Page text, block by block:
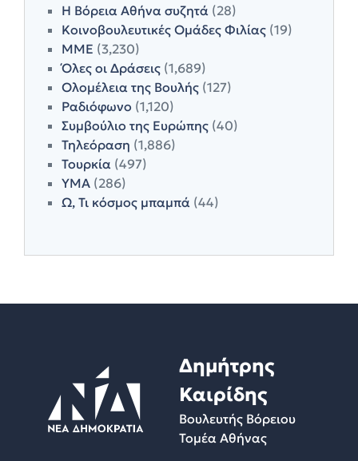
Η Βόρεια Αθήνα συζητά (28)
Κοινοβουλευτικές Ομάδες Φιλίας (19)
ΜΜΕ (3,230)
Όλες οι Δράσεις (1,689)
Ολομέλεια της Βουλής (127)
Ραδιόφωνο (1,120)
Συμβούλιο της Ευρώπης (40)
Τηλεόραση (1,886)
Τουρκία (497)
ΥΜΑ (286)
Ω, Τι κόσμος μπαμπά (44)
Δημήτρης
Καιρίδης
Βουλευτής Βόρειου
Τομέα Αθήνας